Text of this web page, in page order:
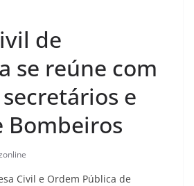
de
se reúne com
e
Bombeiros
Civil e Ordem Pública de